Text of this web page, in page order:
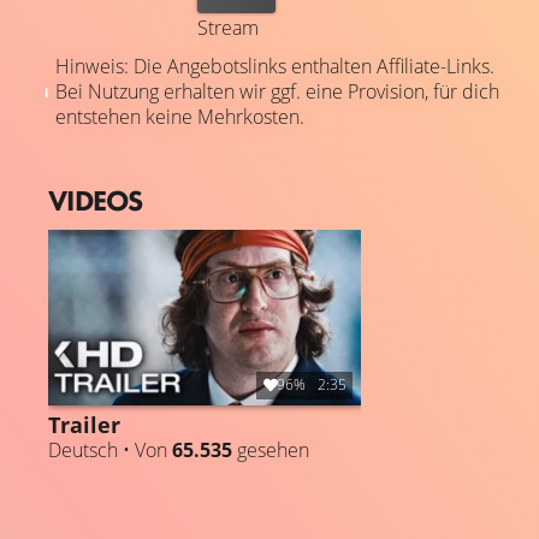
Stream
Hinweis: Die Angebotslinks enthalten Affiliate-Links.
Bei Nutzung erhalten wir ggf. eine Provision, für dich
entstehen keine Mehrkosten.
VIDEOS
96% 2:35
Trailer
Deutsch • Von65.535 gesehen